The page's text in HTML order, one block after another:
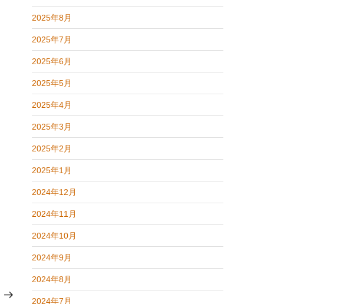
の
投
2025年8月
2025年7月
2025年6月
2025年5月
2025年4月
2025年3月
2025年2月
2025年1月
2024年12月
2024年11月
2024年10月
2024年9月
2024年8月
2024年7月